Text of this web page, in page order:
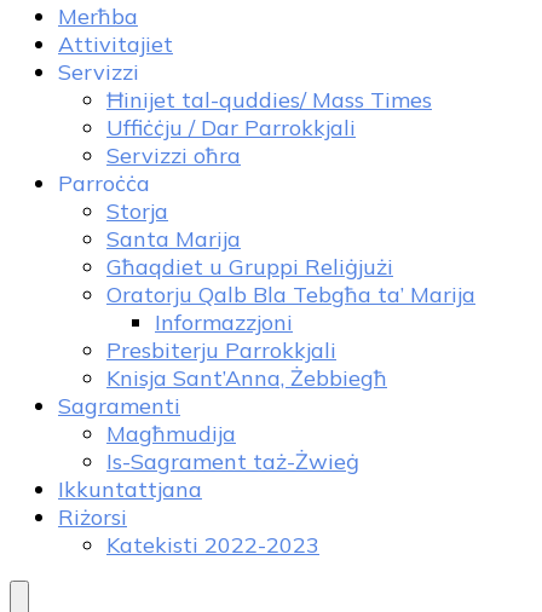
Merħba
Attivitajiet
Servizzi
Ħinijet tal-quddies/ Mass Times
Uffiċċju / Dar Parrokkjali
Servizzi oħra
Parroċċa
Storja
Santa Marija
Għaqdiet u Gruppi Reliġjużi
Oratorju Qalb Bla Tebgħa ta’ Marija
Informazzjoni
Presbiterju Parrokkjali
Knisja Sant’Anna, Żebbiegħ
Sagramenti
Magħmudija
Is-Sagrament taż-Żwieġ
Ikkuntattjana
Riżorsi
Katekisti 2022-2023